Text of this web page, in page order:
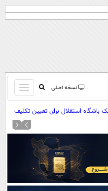
نسخه اصلی
باز
و
بسته
کردن
باشگاه استقلال برای تعیین تکلیف